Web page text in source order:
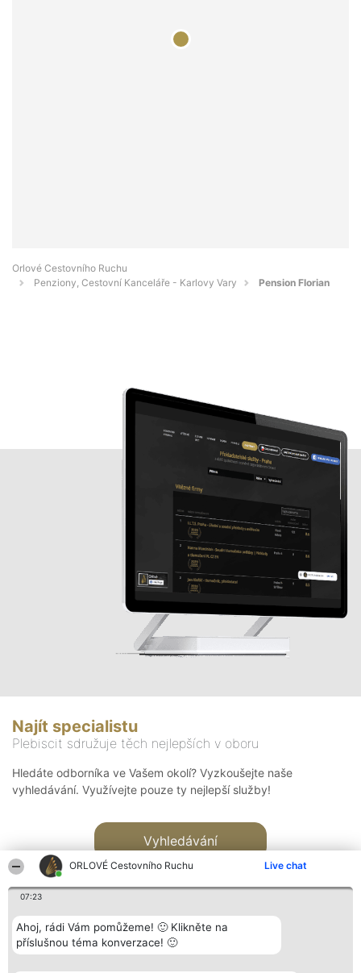
ORLOVÉ Cestovního Ruchu Live chat
07:23
Ahoj, rádi Vám pomůžeme! 🙂 Klikněte na
příslušnou téma konverzace! 🙂
Orlové Cestovního Ruchu
Penziony, Cestovní Kanceláře - Karlovy Vary
Pension Florian
Najít specialistu
Plebiscit sdružuje těch nejlepších v oboru
Hledáte odborníka ve Vašem okolí? Vyzkoušejte naše
vyhledávání. Využívejte pouze ty nejlepší služby!
Vyhledávání
Bright Side Solutions sp. z o. Vítězové Kontakt